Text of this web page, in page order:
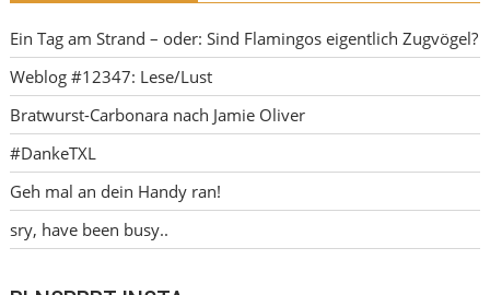
Ein Tag am Strand – oder: Sind Flamingos eigentlich Zugvögel?
Weblog #12347: Lese/Lust
Bratwurst-Carbonara nach Jamie Oliver
#DankeTXL
Geh mal an dein Handy ran!
sry, have been busy..